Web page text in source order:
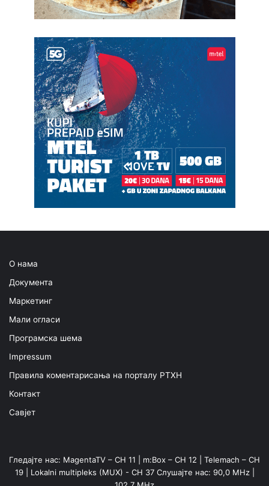
О нама
Документа
Маркетинг
Мали огласи
Програмска шема
Impressum
Правила коментарисања на порталу РТХН
Контакт
Савјет
Гледајте нас: MagentaTV – CH 11 | m:Box – CH 12 | Telemach – CH
19 | Lokalni multipleks (MUX) - CH 37 Слушајте нас: 90,0 MHz |